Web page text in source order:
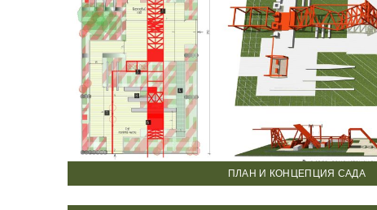
ПЛАН И КОНЦЕПЦИЯ САДА